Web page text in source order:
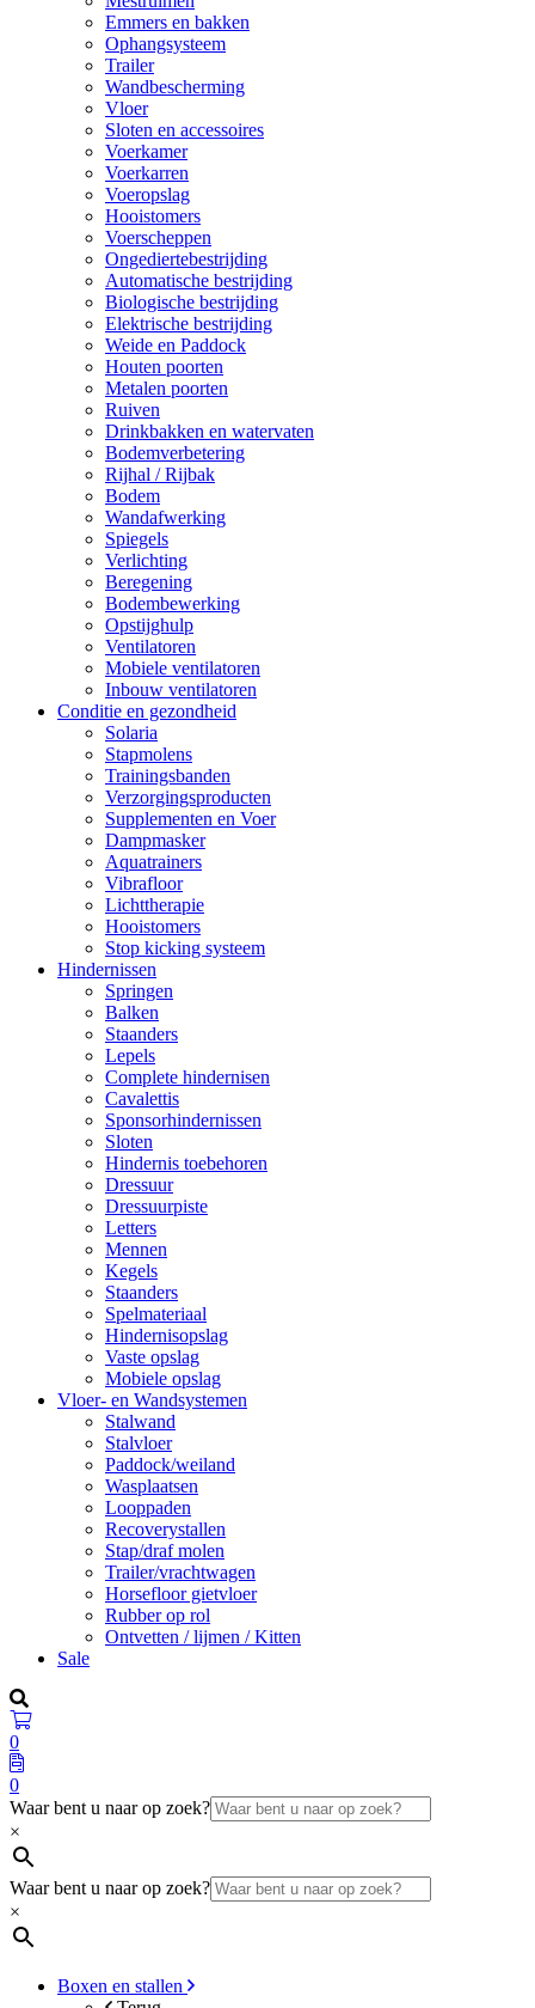
Emmers en bakken
Ophangsysteem
Trailer
Wandbescherming
Vloer
Sloten en accessoires
Voerkamer
Voerkarren
Voeropslag
Hooistomers
Voerscheppen
Ongediertebestrijding
Automatische bestrijding
Biologische bestrijding
Elektrische bestrijding
Weide en Paddock
Houten poorten
Metalen poorten
Ruiven
Drinkbakken en watervaten
Bodemverbetering
Rijhal / Rijbak
Bodem
Wandafwerking
Spiegels
Verlichting
Beregening
Bodembewerking
Opstijghulp
Ventilatoren
Mobiele ventilatoren
Inbouw ventilatoren
Conditie en gezondheid
Solaria
Stapmolens
Trainingsbanden
Verzorgingsproducten
Supplementen en Voer
Dampmasker
Aquatrainers
Vibrafloor
Lichttherapie
Hooistomers
Stop kicking systeem
Hindernissen
Springen
Balken
Staanders
Lepels
Complete hindernisen
Cavalettis
Sponsorhindernissen
Sloten
Hindernis toebehoren
Dressuur
Dressuurpiste
Letters
Mennen
Kegels
Staanders
Spelmateriaal
Hindernisopslag
Vaste opslag
Mobiele opslag
Vloer- en Wandsystemen
Stalwand
Stalvloer
Paddock/weiland
Wasplaatsen
Looppaden
Recoverystallen
Stap/draf molen
Trailer/vrachtwagen
Horsefloor gietvloer
Rubber op rol
Ontvetten / lijmen / Kitten
Sale
0
0
Waar bent u naar op zoek?
×
Waar bent u naar op zoek?
×
Boxen en stallen